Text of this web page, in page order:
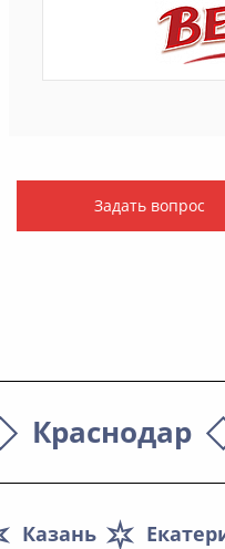
Задать вопрос
Краснодар
Казань